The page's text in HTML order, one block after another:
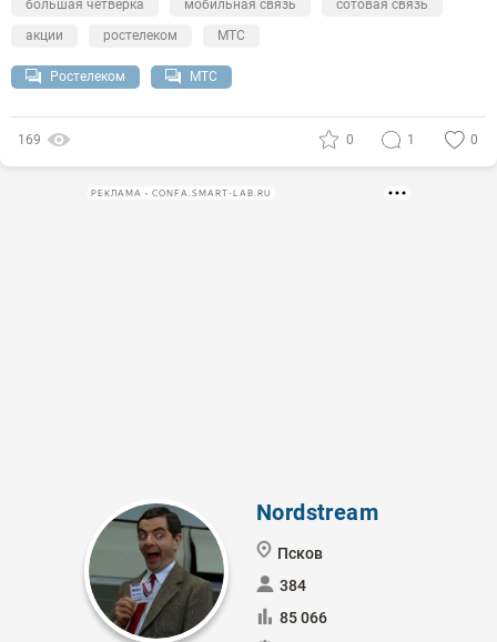
большая четверка
мобильная связь
сотовая связь
акции
ростелеком МТС
Ростелеком МТС
169 0 1 0
РЕКЛАМА • CONFA.SMART-LAB.RU
Nordstream
Псков
384
85 066